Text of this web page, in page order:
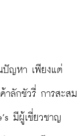
ปัญหา เพียงแต่
าลักชัวรี่ การสะสม
มีผู้เชี่ยวชาญ